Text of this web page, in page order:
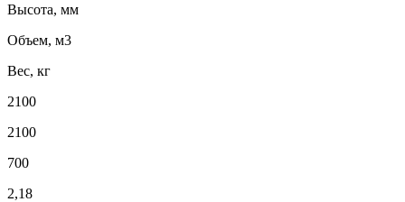
Высота, мм
Объем, м3
Вес, кг
2100
2100
700
2,18